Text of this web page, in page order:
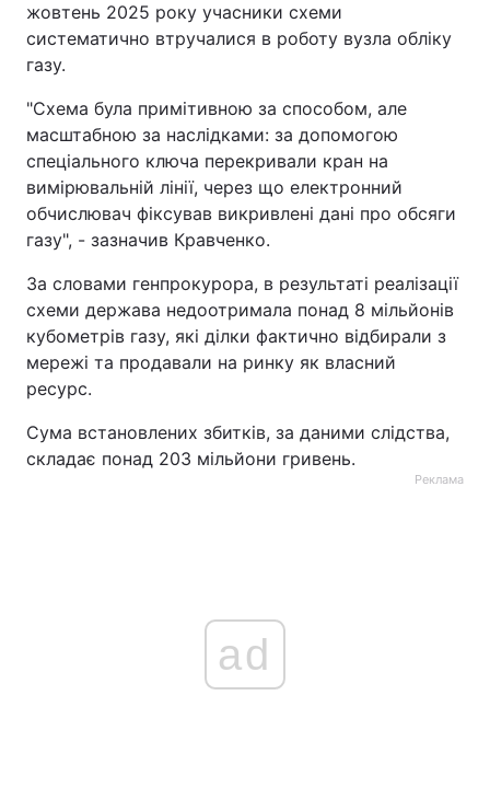
жовтень 2025 року учасники схеми
систематично втручалися в роботу вузла обліку
газу.
"Схема була примітивною за способом, але
масштабною за наслідками: за допомогою
спеціального ключа перекривали кран на
вимірювальній лінії, через що електронний
обчислювач фіксував викривлені дані про обсяги
газу", - зазначив Кравченко.
За словами генпрокурора, в результаті реалізації
схеми держава недоотримала понад 8 мільйонів
кубометрів газу, які ділки фактично відбирали з
мережі та продавали на ринку як власний
ресурс.
Сума встановлених збитків, за даними слідства,
складає понад 203 мільйони гривень.
Реклама
ad